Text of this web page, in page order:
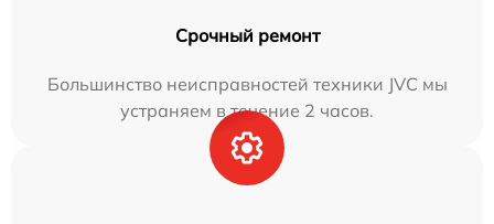
Срочный ремонт
Большинство неисправностей техники JVC мы
устраняем в течение 2 часов.